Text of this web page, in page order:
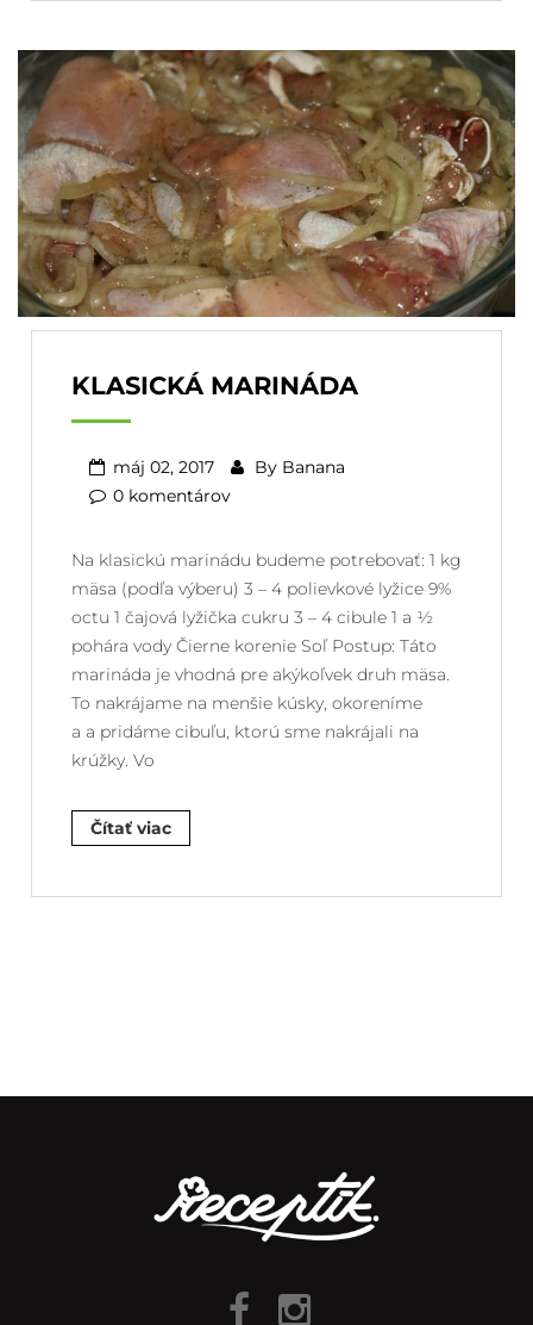
KLASICKÁ MARINÁDA
máj 02, 2017 By Banana
0 komentárov
Na klasickú marinádu budeme potrebovať: 1 kg
mäsa (podľa výberu) 3 – 4 polievkové lyžice 9%
octu 1 čajová lyžička cukru 3 – 4 cibule 1 a ½
pohára vody Čierne korenie Soľ Postup: Táto
marináda je vhodná pre akýkoľvek druh mäsa.
To nakrájame na menšie kúsky, okoreníme
a a pridáme cibuľu, ktorú sme nakrájali na
krúžky. Vo
Čítať viac